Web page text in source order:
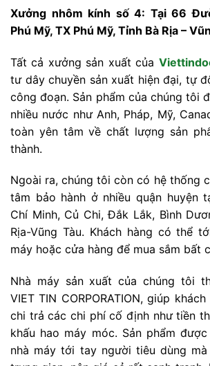
Xưởng nhôm kính số 4: Tại 66
Phú Mỹ, TX Phú Mỹ, Tỉnh Bà Rịa –
Tất cả xưởng sản xuất của
tư dây chuyền sản xuất hiện đại, tự
công đoạn. Sản phẩm của chúng tôi
nhiều nước như Anh, Pháp, Mỹ,
toàn yên tâm về chất lượng sản
thành.
Ngoài ra, chúng tôi còn có hệ thống
tâm bảo hành ở nhiều quận huyện
Chí Minh, Củ Chi, Đắk Lắk, Bình
Rịa-Vũng Tàu. Khách hàng có thể
máy hoặc cửa hàng để mua sắm bất
Nhà máy sản xuất của chúng tôi
VIET TIN CORPORATION, giúp
chi trả các chi phí cố định như tiền
khấu hao máy móc. Sản phẩm
nhà máy tới tay người tiêu dùng